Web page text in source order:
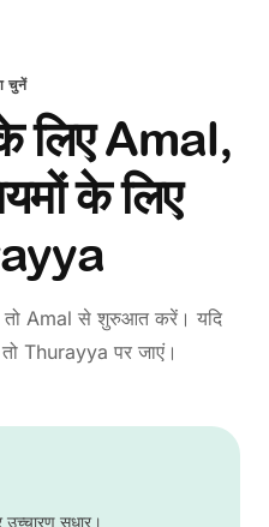
चुनें
के लिए Amal,
के लिए
तो Amal से शुरुआत करें। यदि
Thurayya पर जाएं।
सुधार।